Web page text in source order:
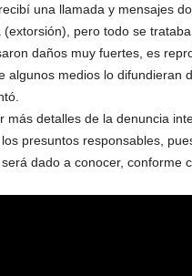
una llamada y mensajes
pero todo se
daños muy fuertes, es
algunos medios lo difundieran
más detalles de la denuncia
presuntos responsables,
dado a conocer, conforme